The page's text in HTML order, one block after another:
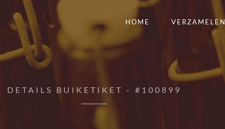
HOME VERZAMELEN
DETAILS BUIKETIKET - #100899